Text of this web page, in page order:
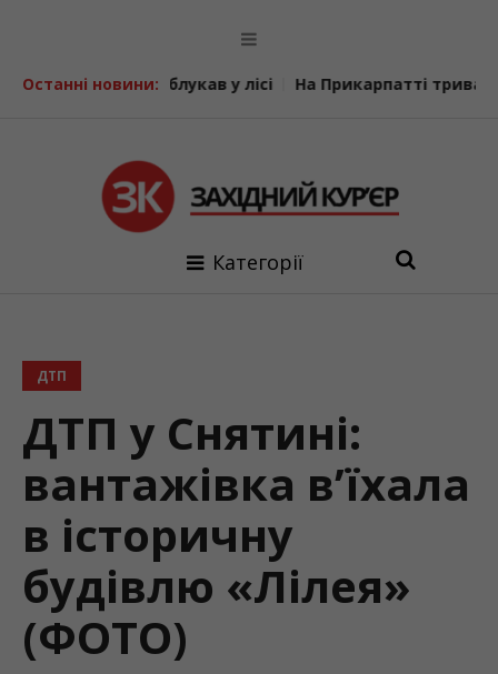
Останні новини:
блукав у лісі На Прикарпатті триває декларування
Категорії
ДТП
ДТП у Снятині:
вантажівка в’їхала
в історичну
будівлю «Лілея»
(ФОТО)